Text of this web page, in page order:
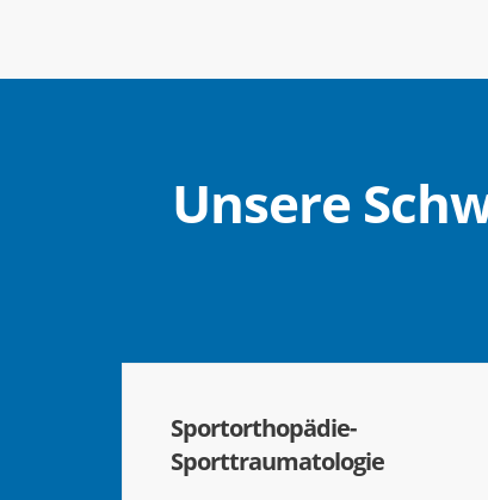
Unsere
Sportorthopädie-
Sporttraumatologie